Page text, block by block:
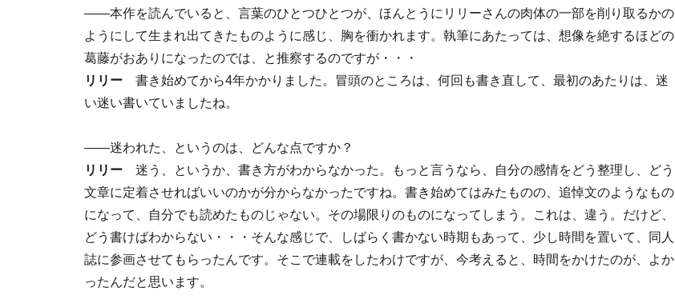
――本作を読んでいると、言葉のひとつひとつが、ほんとうにリリーさんの肉体の一部を削り取るかの
ようにして生まれ出てきたものように感じ、胸を衝かれます。執筆にあたっては、想像を絶するほどの
葛藤がおありになったのでは、と推察するのですが・・・
リリー 書き始めてから4年かかりました。冒頭のところは、何回も書き直して、最初のあたりは、迷
い迷い書いていましたね。
――迷われた、というのは、どんな点ですか？
リリー 迷う、というか、書き方がわからなかった。もっと言うなら、自分の感情をどう整理し、どう
文章に定着させればいいのかが分からなかったですね。書き始めてはみたものの、追悼文のようなもの
になって、自分でも読めたものじゃない。その場限りのものになってしまう。これは、違う。だけど、
どう書けばわからない・・・そんな感じで、しばらく書かない時期もあって、少し時間を置いて、同人
誌に参画させてもらったんです。そこで連載をしたわけですが、今考えると、時間をかけたのが、よか
ったんだと思います。